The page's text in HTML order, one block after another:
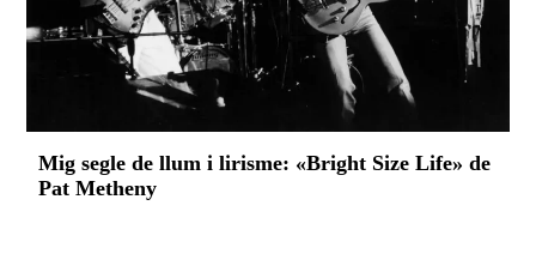
Mig segle de llum i lirisme: «Bright Size Life» de
Pat Metheny